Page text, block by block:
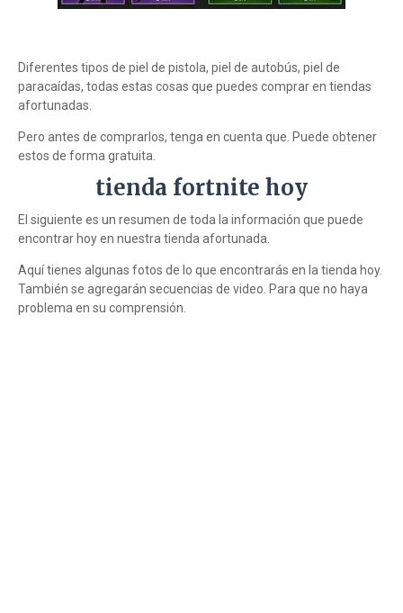
Diferentes tipos de piel de pistola, piel de autobús, piel de
paracaídas, todas estas cosas que puedes comprar en tiendas
afortunadas.
Pero antes de comprarlos, tenga en cuenta que. Puede obtener
estos de forma gratuita.
tienda fortnite hoy
El siguiente es un resumen de toda la información que puede
encontrar hoy en nuestra tienda afortunada.
Aquí tienes algunas fotos de lo que encontrarás en la tienda hoy.
También se agregarán secuencias de video. Para que no haya
problema en su comprensión.